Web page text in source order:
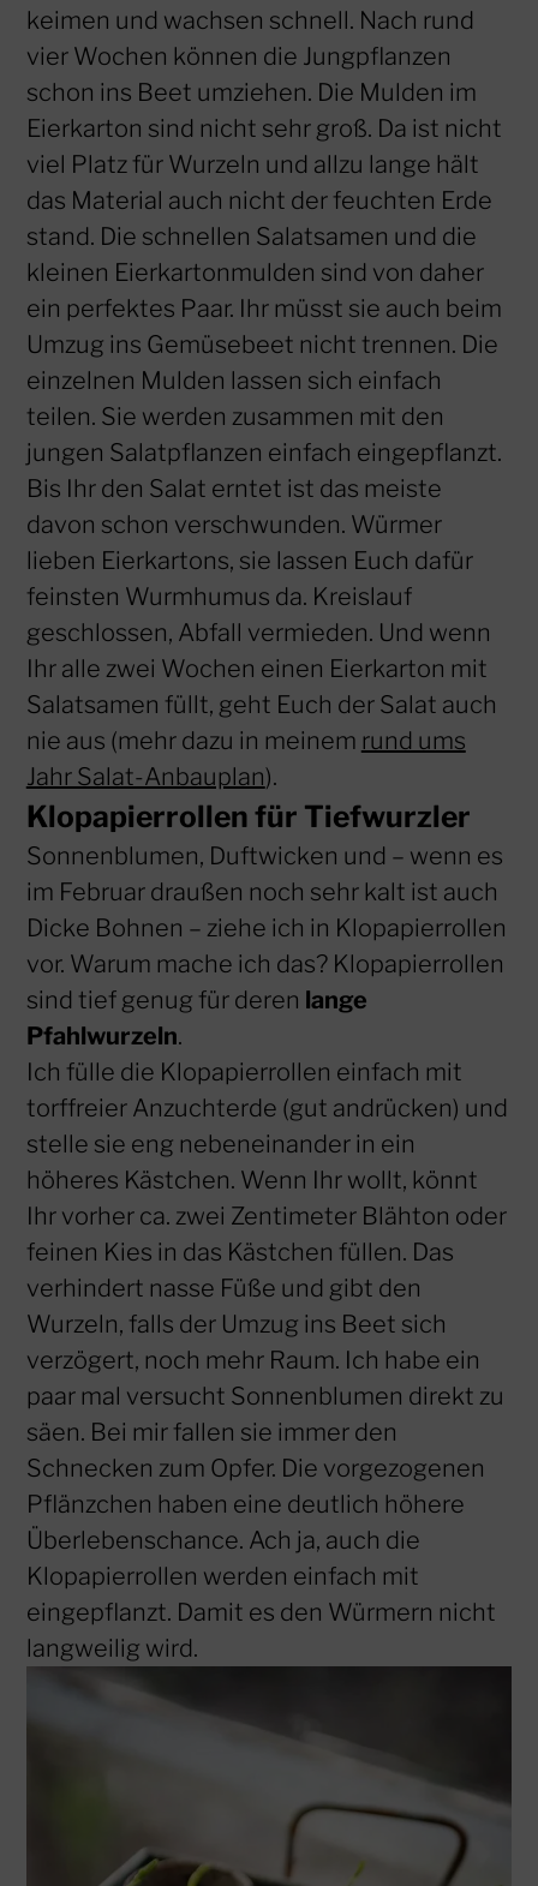
keimen und wachsen schnell. Nach rund
vier Wochen können die Jungpflanzen
schon ins Beet umziehen. Die Mulden im
Eierkarton sind nicht sehr groß. Da ist nicht
viel Platz für Wurzeln und allzu lange hält
das Material auch nicht der feuchten Erde
stand. Die schnellen Salatsamen und die
kleinen Eierkartonmulden sind von daher
ein perfektes Paar. Ihr müsst sie auch beim
Umzug ins Gemüsebeet nicht trennen. Die
einzelnen Mulden lassen sich einfach
teilen. Sie werden zusammen mit den
jungen Salatpflanzen einfach eingepflanzt.
Bis Ihr den Salat erntet ist das meiste
davon schon verschwunden. Würmer
lieben Eierkartons, sie lassen Euch dafür
feinsten Wurmhumus da. Kreislauf
geschlossen, Abfall vermieden. Und wenn
Ihr alle zwei Wochen einen Eierkarton mit
Salatsamen füllt, geht Euch der Salat auch
nie aus (mehr dazu in meinem rund ums
Jahr Salat-Anbauplan).
Klopapierrollen für Tiefwurzler
Sonnenblumen, Duftwicken und – wenn es
im Februar draußen noch sehr kalt ist auch
Dicke Bohnen – ziehe ich in Klopapierrollen
vor. Warum mache ich das? Klopapierrollen
sind tief genug für deren lange
Pfahlwurzeln.
Ich fülle die Klopapierrollen einfach mit
torffreier Anzuchterde (gut andrücken) und
stelle sie eng nebeneinander in ein
höheres Kästchen. Wenn Ihr wollt, könnt
Ihr vorher ca. zwei Zentimeter Blähton oder
feinen Kies in das Kästchen füllen. Das
verhindert nasse Füße und gibt den
Wurzeln, falls der Umzug ins Beet sich
verzögert, noch mehr Raum. Ich habe ein
paar mal versucht Sonnenblumen direkt zu
säen. Bei mir fallen sie immer den
Schnecken zum Opfer. Die vorgezogenen
Pflänzchen haben eine deutlich höhere
Überlebenschance. Ach ja, auch die
Klopapierrollen werden einfach mit
eingepflanzt. Damit es den Würmern nicht
langweilig wird.